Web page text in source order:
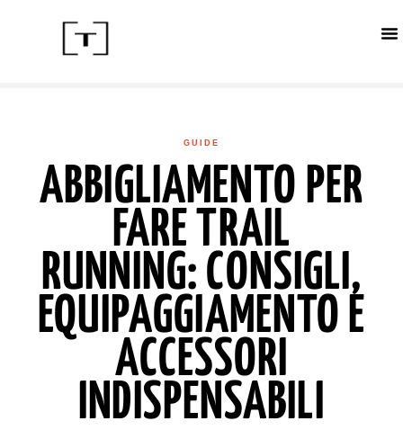
GUIDE
ABBIGLIAMENTO PER
FARE TRAIL
RUNNING: CONSIGLI,
EQUIPAGGIAMENTO E
ACCESSORI
INDISPENSABILI